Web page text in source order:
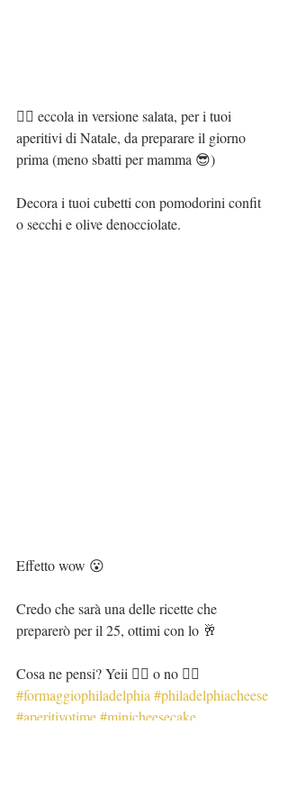
👉🏻 eccola in versione salata, per i tuoi
aperitivi di Natale, da preparare il giorno
prima (meno sbatti per mamma 😎)
Decora i tuoi cubetti con pomodorini confit
o secchi e olive denocciolate.
Effetto wow 😮
Credo che sarà una delle ricette che
preparerò per il 25, ottimi con lo 🥂
Cosa ne pensi? Yeii 👍🏻 o no 👎🏻
#formaggiophiladelphia#philadelphiacheese
#aperitivotime#minicheesecake